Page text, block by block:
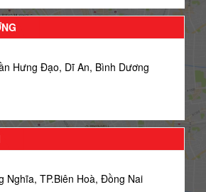
Hưng Đạo, Dĩ An, Bình Dương
Nghĩa, TP.Biên Hoà, Đồng Nai